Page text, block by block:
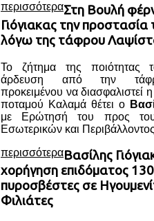
περισσότεραΣτη Βουλή
Γιόγιακας την
λόγω της τάφρου
Το ζήτημα της ποιότητας
άρδευση από την
προκειμένου να διασφαλιστεί
ποταμού Καλαμά θέτει ο
με Ερώτησή του προς
Εσωτερικών και
περισσότεραΒασίλης
χορήγηση επιδόματος
πυροσβέστες σε
Φιλιάτες